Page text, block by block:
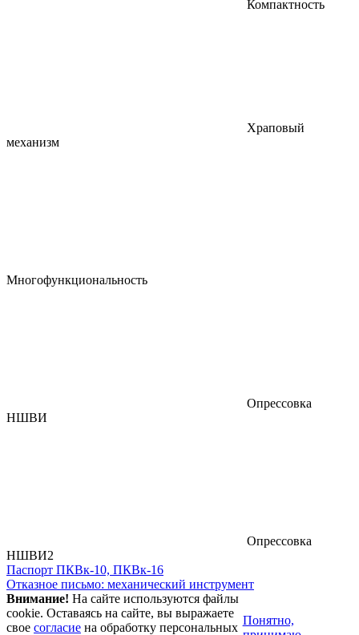
Компактность
Храповый
механизм
Многофункциональность
Опрессовка
НШВИ
Опрессовка
НШВИ2
Паспорт ПКВк-10, ПКВк-16
Отказное письмо: механический инструмент
Внимание! На сайте используются файлы
cookie. Оставаясь на сайте, вы выражаете
свое согласие на обработку персональных
Понятно,